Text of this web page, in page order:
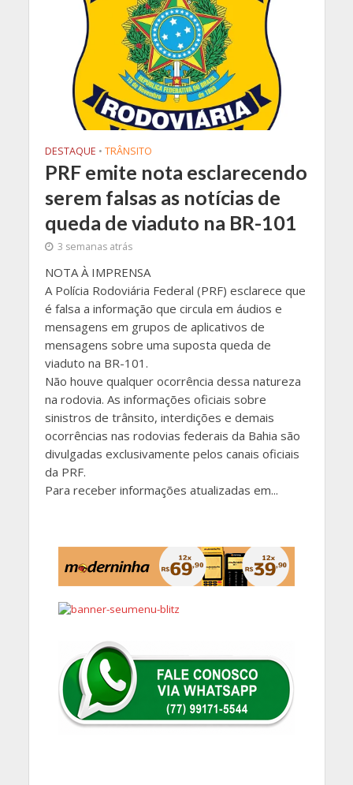
DESTAQUE • TRÂNSITO
PRF emite nota esclarecendo
serem falsas as notícias de
queda de viaduto na BR-101
3 semanas atrás
NOTA À IMPRENSA
A Polícia Rodoviária Federal (PRF) esclarece que
é falsa a informação que circula em áudios e
mensagens em grupos de aplicativos de
mensagens sobre uma suposta queda de
viaduto na BR-101.
Não houve qualquer ocorrência dessa natureza
na rodovia. As informações oficiais sobre
sinistros de trânsito, interdições e demais
ocorrências nas rodovias federais da Bahia são
divulgadas exclusivamente pelos canais oficiais
da PRF.
Para receber informações atualizadas em...